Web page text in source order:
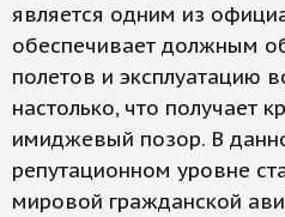
является одним из
обеспечивает должным
полетов и эксплуатацию
настолько, что получает
имиджевый позор. В
репутационном уровне
мировой гражданской